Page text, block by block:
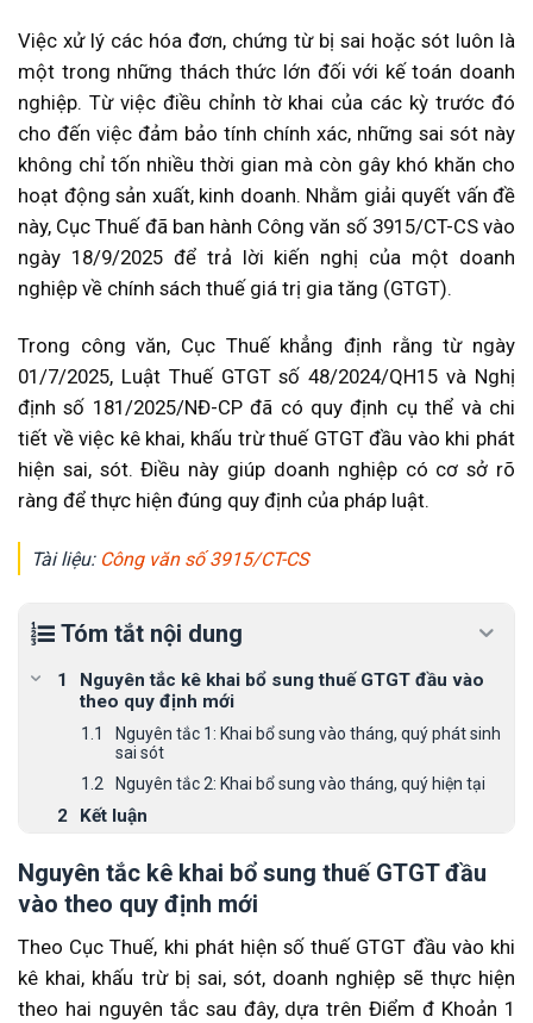
Việc xử lý các hóa đơn, chứng từ bị sai hoặc sót luôn là
một trong những thách thức lớn đối với kế toán doanh
nghiệp. Từ việc điều chỉnh tờ khai của các kỳ trước đó
cho đến việc đảm bảo tính chính xác, những sai sót này
không chỉ tốn nhiều thời gian mà còn gây khó khăn cho
hoạt động sản xuất, kinh doanh. Nhằm giải quyết vấn đề
này, Cục Thuế đã ban hành Công văn số 3915/CT-CS vào
ngày 18/9/2025 để trả lời kiến nghị của một doanh
nghiệp về chính sách thuế giá trị gia tăng (GTGT).
Trong công văn, Cục Thuế khẳng định rằng từ ngày
01/7/2025, Luật Thuế GTGT số 48/2024/QH15 và Nghị
định số 181/2025/NĐ-CP đã có quy định cụ thể và chi
tiết về việc kê khai, khấu trừ thuế GTGT đầu vào khi phát
hiện sai, sót.Điều này giúp doanh nghiệp có cơ sở rõ
ràng để thực hiện đúng quy định của pháp luật.
Tài liệu: Công văn số 3915/CT-CS
Tóm tắt nội dung
Nguyên tắc kê khai bổ sung thuế GTGT đầu vào
theo quy định mới
Nguyên tắc 1: Khai bổ sung vào tháng, quý phát sinh
sai sót
Nguyên tắc 2: Khai bổ sung vào tháng, quý hiện tại
Kết luận
Nguyên tắc kê khai bổ sung thuế GTGT đầu
vào theo quy định mới
Theo Cục Thuế, khi phát hiện số thuế GTGT đầu vào khi
kê khai, khấu trừ bị sai, sót, doanh nghiệp sẽ thực hiện
theo hai nguyên tắc sau đây, dựa trên Điểm đ Khoản 1